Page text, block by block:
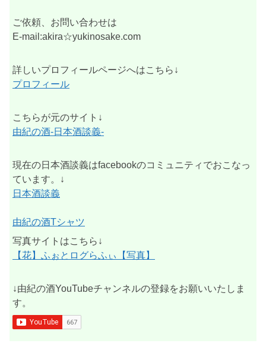
ご依頼、お問い合わせは
E-mail:akira☆yukinosake.com
詳しいプロフィールページへはこちら↓
プロフィール
こちらが元のサイト↓
由紀の酒-日本酒談義-
現在の日本酒談義はfacebookのコミュニティでおこなっ
ています。↓
日本酒談義
由紀の酒Tシャツ
写真サイトはこちら↓
【花】ふぉとログらふぃ【写真】
↓由紀の酒YouTubeチャンネルの登録をお願いいたしま
す。